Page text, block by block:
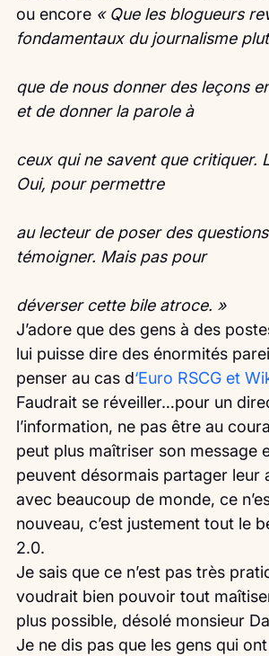
ou encore « Que les blogueurs
fondamentaux du journalisme
que de nous donner des leçons
et de donner la parole à
ceux qui ne savent que critiquer.
Oui, pour permettre
au lecteur de poser des
témoigner. Mais pas pour
déverser cette bile atroce. »
J’adore que des gens à des
lui puisse dire des énormités
penser au cas d‘Euro RSCG et
Faudrait se réveiller…pour un
l’information, ne pas être au
peut plus maîtriser son message
peuvent désormais partager leur
avec beaucoup de monde, ce
nouveau, c’est justement tout le
2.0.
Je sais que ce n’est pas très
voudrait bien pouvoir tout
plus possible, désolé monsieur
Je ne dis pas que les gens qui